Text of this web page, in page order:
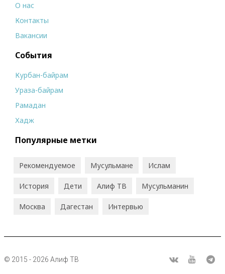
О нас
Контакты
Вакансии
События
Курбан-байрам
Ураза-байрам
Рамадан
Хадж
Популярные метки
Рекомендуемое Мусульмане Ислам
История Дети Алиф ТВ Мусульманин
Москва Дагестан Интервью
© 2015 - 2026 Алиф ТВ